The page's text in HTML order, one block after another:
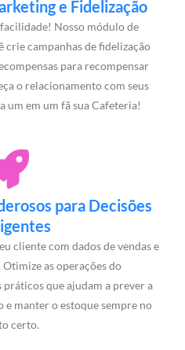
e Fidelização
Nosso módulo de
crie campanhas de fidelização
para recompensar
o relacionamento com seus
um em um fã sua Cafeteria!
para Decisões
cliente com dados de vendas e
as operações do
que ajudam a prever a
e manter o estoque sempre no
certo.